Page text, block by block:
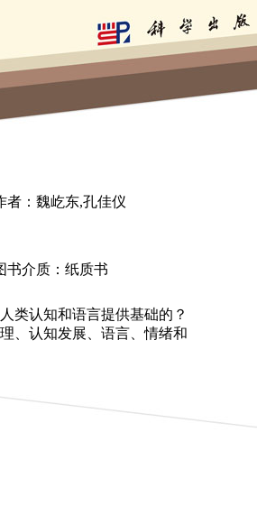
者：魏屹东,孔佳仪
书介质：纸质书
类认知和语言提供基础的？
、认知发展、语言、情绪和